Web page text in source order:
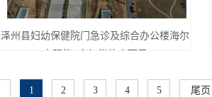
泽州县妇幼保健院门急诊及综合办公楼海尔
1 2 3 4 5 尾页